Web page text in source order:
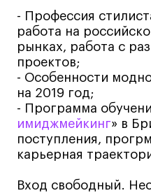
Все программы
Для школьников
Интенсивы
Среднесрочные
Долгосрочные
Все программы
- Профессия
работа на
рынках, работа с
проектов;
- Особенности
на 2019 год;
- Программа
имиджмейкинг» в
поступления,
карьерная
Вход свободный.